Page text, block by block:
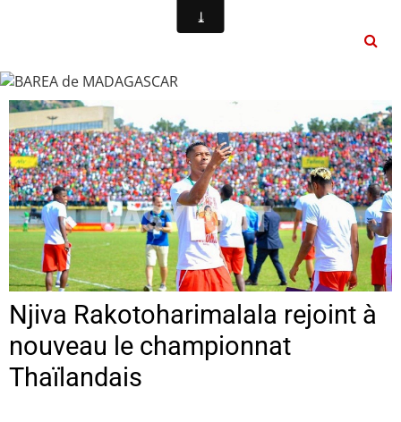
Njiva Rakotoharimalala rejoint à
nouveau le championnat
Thaïlandais